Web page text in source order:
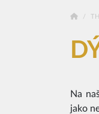
Na
jako